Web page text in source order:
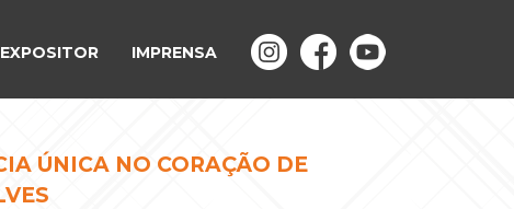
EXPOSITOR IMPRENSA
ÚNICA NO CORAÇÃO DE